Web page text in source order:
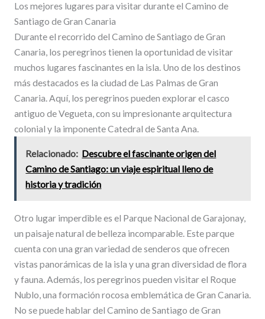
Los mejores lugares para visitar durante el Camino de
Santiago de Gran Canaria
Durante el recorrido del Camino de Santiago de Gran
Canaria, los peregrinos tienen la oportunidad de visitar
muchos lugares fascinantes en la isla. Uno de los destinos
más destacados es la ciudad de Las Palmas de Gran
Canaria. Aquí, los peregrinos pueden explorar el casco
antiguo de Vegueta, con su impresionante arquitectura
colonial y la imponente Catedral de Santa Ana.
Relacionado: Descubre el fascinante origen del
Camino de Santiago: un viaje espiritual lleno de
historia y tradición
Otro lugar imperdible es el Parque Nacional de Garajonay,
un paisaje natural de belleza incomparable. Este parque
cuenta con una gran variedad de senderos que ofrecen
vistas panorámicas de la isla y una gran diversidad de flora
y fauna. Además, los peregrinos pueden visitar el Roque
Nublo, una formación rocosa emblemática de Gran Canaria.
No se puede hablar del Camino de Santiago de Gran